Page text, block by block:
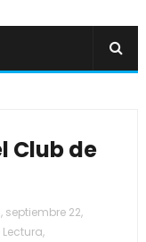
Club de
septiembre 22,
,